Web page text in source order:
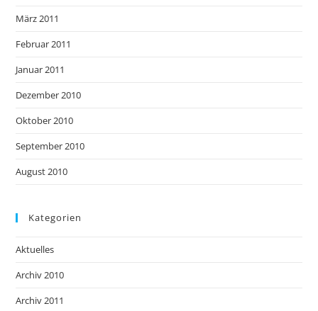
März 2011
Februar 2011
Januar 2011
Dezember 2010
Oktober 2010
September 2010
August 2010
Kategorien
Aktuelles
Archiv 2010
Archiv 2011